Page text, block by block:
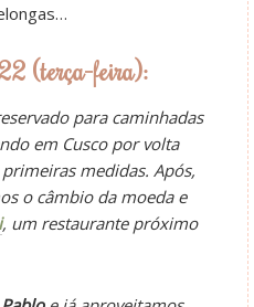
(terça-feira):
para caminhadas
em Cusco por volta
medidas. Após,
o câmbio da moeda e
, um restaurante próximo